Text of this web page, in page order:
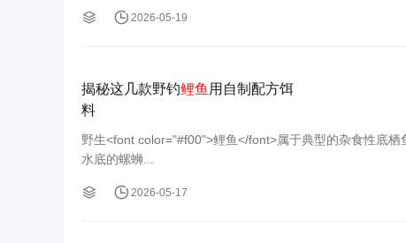
2026-05-19
揭秘这几款野钓鲤鱼 用自制配方饵
料
野生<font color="#f00">鲤鱼</font>属于典型的杂食性底
水底的螺蛳...
2026-05-17